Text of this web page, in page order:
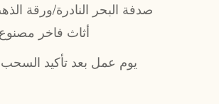
صدفة البحر النادرة/ورقة
أثاث فاخر
65 يوم عمل بعد تأكيد السحب